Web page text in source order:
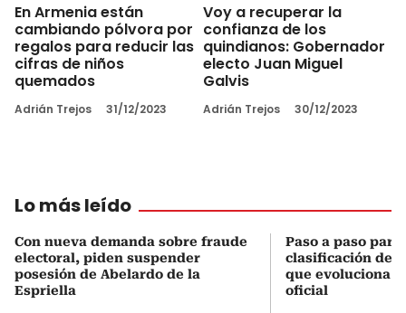
En Armenia están
cambiando pólvora por
regalos para reducir las
cifras de niños
quemados
Adrián Trejos 31/12/2023
Voy a recuperar la
confianza de los
quindianos: Gobernador
electo Juan Miguel
Galvis
Adrián Trejos 30/12/2023
Lo más leído
Con nueva demanda sobre fraude
electoral, piden suspender
posesión de Abelardo de la
Espriella
Paso a paso
clasificación del
que evoluciona
oficial